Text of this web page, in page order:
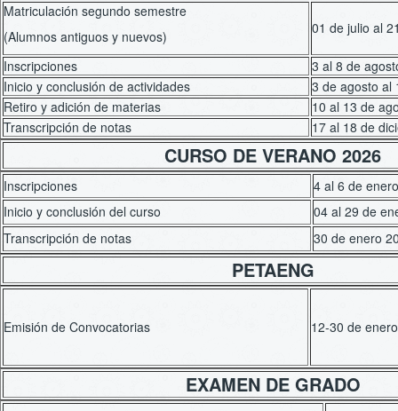
Matriculación segundo semestre
(Alumnos antiguos y nuevos)
01 de julio al
Inscripciones
3 al 8 de
Inicio y conclusión de actividades
3 de agosto al
Retiro y adición de materias
10 al 13 de
Transcripción de notas
17 al 18 de
CURSO DE VERANO 2026
Inscripciones
4 al 6 de
Inicio y conclusión del curso
04 al 29 de
Transcripción de notas
30 de enero
PETAENG
Emisión de Convocatorias 12-30 de
EXAMEN DE GRADO